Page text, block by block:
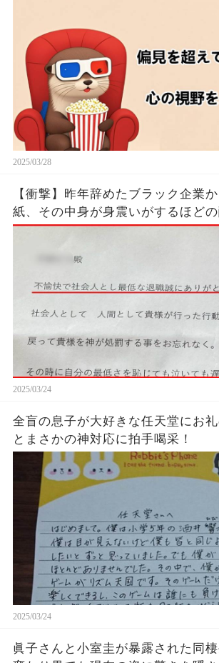
2025/03/28
【衝撃】昨年辞めたブラック企業
紙、その中身が身震いがするほど
た…...
2025/03/24
全盲の息子が大好きな任天堂にお
とまさかの神対応に拍手喝采！
2025/03/24
眞子さんと小室圭が暴露された同